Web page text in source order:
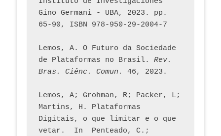
Gino Germani - UBA, 2023. pp.
65-90, ISBN 978-950-29-2004-7
Lemos, A. O Futuro da Sociedade
de Plataformas no Brasil. Rev.
Bras. Ciênc. Comun.
Lemos, A; Grohman, R; Packer, L;
Martins, H. Plataformas
Digitais, o que limitar e o que
vetar.  In  Penteado, C.;